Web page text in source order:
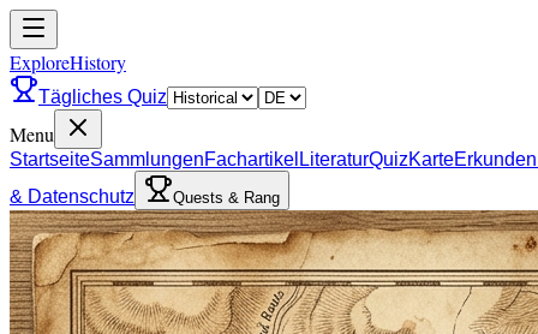
ExploreHistory
Tägliches Quiz
Menu
StartseiteSammlungenFachartikel LiteraturQuizKarteErkunden
& Datenschutz
Quests & Rang